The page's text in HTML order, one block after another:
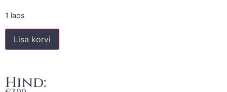
1 laos
Lisa korvi
Hind: